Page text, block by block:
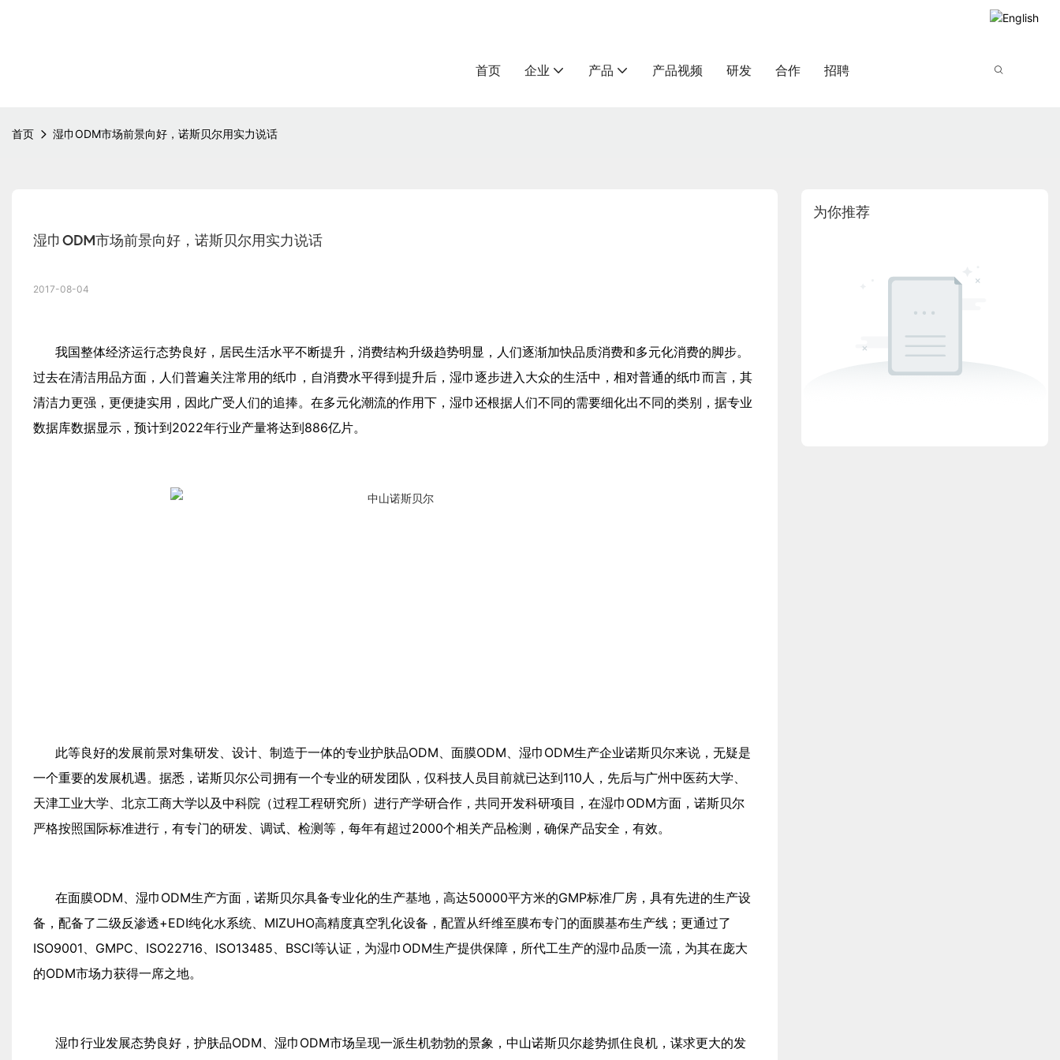
首页 企业 产品 产品视频 研发 合作 招聘
首页 湿巾ODM市场前景向好，诺斯贝尔用实力说话
湿巾ODM市场前景向好，诺斯贝尔用实力说话
2017-08-04
我国整体经济运行态势良好，居民生活水平不断提升，消费结构升级趋势明显，人们逐渐加快品质消费和多元化消费的脚步。
过去在清洁用品方面，人们普遍关注常用的纸巾，自消费水平得到提升后，湿巾逐步进入大众的生活中，相对普通的纸巾而言，其
清洁力更强，更便捷实用，因此广受人们的追捧。在多元化潮流的作用下，湿巾还根据人们不同的需要细化出不同的类别，据专业
数据库数据显示，预计到2022年行业产量将达到886亿片。
此等良好的发展前景对集研发、设计、制造于一体的专业护肤品ODM、面膜ODM、湿巾ODM生产企业诺斯贝尔来说，无疑是
一个重要的发展机遇。据悉，诺斯贝尔公司拥有一个专业的研发团队，仅科技人员目前就已达到110人，先后与广州中医药大学、
天津工业大学、北京工商大学以及中科院（过程工程研究所）进行产学研合作，共同开发科研项目，在湿巾ODM方面，诺斯贝尔
严格按照国际标准进行，有专门的研发、调试、检测等，每年有超过2000个相关产品检测，确保产品安全，有效。
在面膜ODM、湿巾ODM生产方面，诺斯贝尔具备专业化的生产基地，高达50000平方米的GMP标准厂房，具有先进的生产设
备，配备了二级反渗透+EDI纯化水系统、MIZUHO高精度真空乳化设备，配置从纤维至膜布专门的面膜基布生产线；更通过了
ISO9001、GMPC、ISO22716、ISO13485、BSCI等认证，为湿巾ODM生产提供保障，所代工生产的湿巾品质一流，为其在庞大
的ODM市场力获得一席之地。
湿巾行业发展态势良好，护肤品ODM、湿巾ODM市场呈现一派生机勃勃的景象，中山诺斯贝尔趁势抓住良机，谋求更大的发
为你推荐